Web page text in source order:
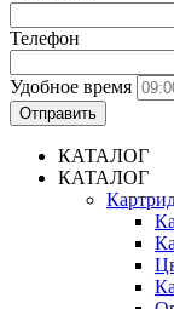
Телефон
Удобное время
Отправить
КАТАЛОГ
КАТАЛОГ